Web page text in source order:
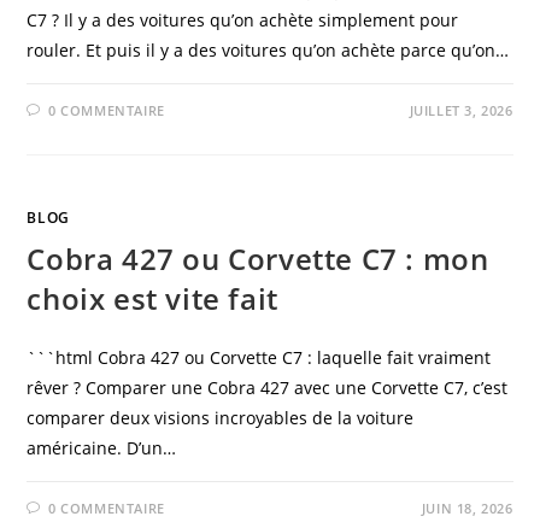
C7 ? Il y a des voitures qu’on achète simplement pour
rouler. Et puis il y a des voitures qu’on achète parce qu’on…
0 COMMENTAIRE JUILLET 3, 2026
BLOG
Cobra 427 ou Corvette C7 : mon
choix est vite fait
```html Cobra 427 ou Corvette C7 : laquelle fait vraiment
rêver ? Comparer une Cobra 427 avec une Corvette C7, c’est
comparer deux visions incroyables de la voiture
américaine. D’un…
0 COMMENTAIRE JUIN 18, 2026